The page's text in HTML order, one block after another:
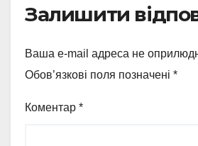
Залишити
Ваша e-mail адреса не
Обов’язкові поля позначені *
Коментар *